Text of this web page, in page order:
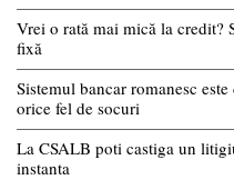
Vrei o rată mai mică la credit?
fixă
Sistemul bancar romanesc
orice fel de socuri
La CSALB poti castiga un
instanta